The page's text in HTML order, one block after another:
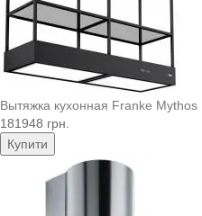
Вытяжка кухонная Franke Mythos
181948 грн.
Купити